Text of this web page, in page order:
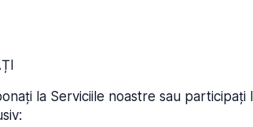
la Serviciile noastre sau